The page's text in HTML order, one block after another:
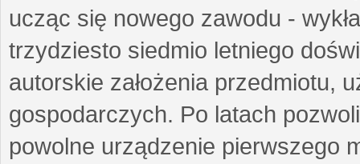
ucząc się nowego zawodu -
trzydziesto siedmio letniego
autorskie założenia przedmiotu,
gospodarczych. Po latach
powolne urządzenie pierwszego